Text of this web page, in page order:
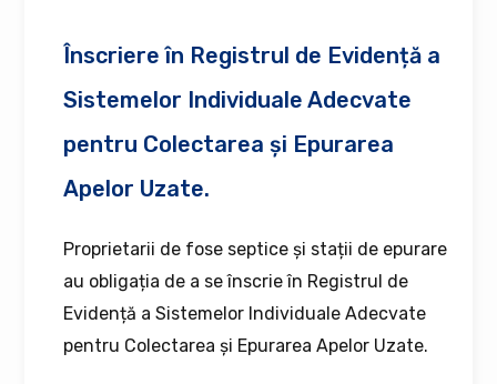
Înscriere în Registrul de Evidență a
Sistemelor Individuale Adecvate
pentru Colectarea și Epurarea
Apelor Uzate.
Proprietarii de fose septice și stații de epurare
au obligația de a se înscrie în Registrul de
Evidență a Sistemelor Individuale Adecvate
pentru Colectarea și Epurarea Apelor Uzate.